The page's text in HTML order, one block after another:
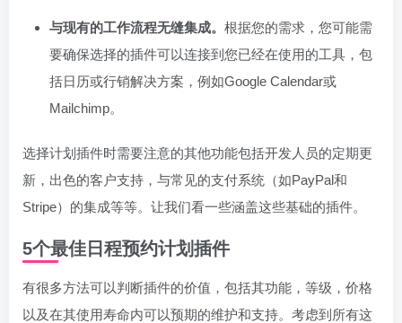
与现有的工作流程无缝集成。 根据您的需求，您可能需
要确保选择的插件可以连接到您已经在使用的工具，包
括日历或行销解决方案，例如Google Calendar或
Mailchimp。
选择计划插件时需要注意的其他功能包括开发人员的定期更
新，出色的客户支持，与常见的支付系统（如PayPal和
Stripe）的集成等等。让我们看一些涵盖这些基础的插件。
5个最佳日程预约计划插件
有很多方法可以判断插件的价值，包括其功能，等级，价格
以及在其使用寿命内可以预期的维护和支持。考虑到所有这